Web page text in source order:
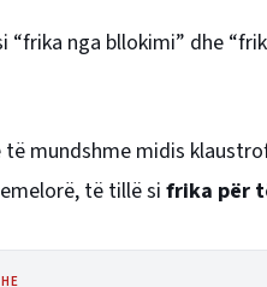
nga bllokimi” dhe
mundshme midis
të tillë si frika për